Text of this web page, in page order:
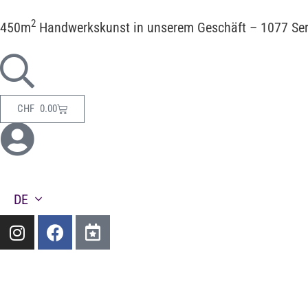
450m2 Handwerkskunst in unserem Geschäft – 1077
CHF 0.00
DE